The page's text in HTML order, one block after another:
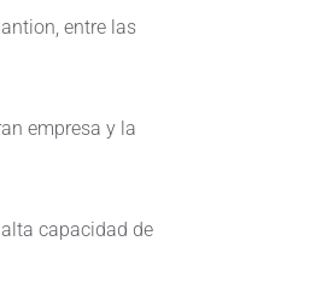
entre las
empresa y la
capacidad de